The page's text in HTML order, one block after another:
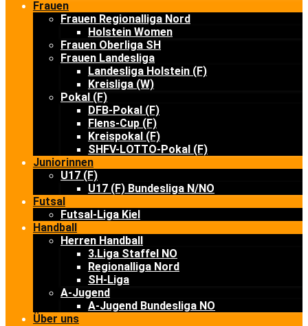
Frauen
Frauen Regionalliga Nord
Holstein Women
Frauen Oberliga SH
Frauen Landesliga
Landesliga Holstein (F)
Kreisliga (W)
Pokal (F)
DFB-Pokal (F)
Flens-Cup (F)
Kreispokal (F)
SHFV-LOTTO-Pokal (F)
Juniorinnen
U17 (F)
U17 (F) Bundesliga N/NO
Futsal
Futsal-Liga Kiel
Handball
Herren Handball
3.Liga Staffel NO
Regionalliga Nord
SH-Liga
A-Jugend
A-Jugend Bundesliga NO
Über uns